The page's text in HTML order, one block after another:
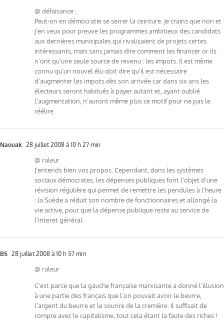
@ défaisance :
Peut-on en démocratie se serrer la ceinture. Je crains que non et
j’en veux pour preuve les programmes ambitieux des candidats
aux dernières municipales qui rivalisaient de projets certes
intéressants, mais sans jamais dire comment les financer or ils
n’ont qu’une seule source de revenu : les impots. Il est même
connu qu’un nouvel élu doit dire qu’il est nécessaire
d’augmenter les impots dès son arrivée car dans six ans les
électeurs seront habitués à payer autant et, ayant oublié
l’augmentation, n’auront même plus ce motif pour ne pas le
réélire.
Naouak 28 juillet 2008 à 10 h 27 min
@ raleur
J’entends bien vos propos. Cependant, dans les systèmes
sociaux démocrates, les dépenses publiques font l’objet d’une
révision régulière qui permet de remettre les pendules à l’heure
: la Suède a réduit son nombre de fonctionnaires et allongé la
vie active, pour que la dépense publique reste au service de
l’interet général.
BS 28 juillet 2008 à 10 h 57 min
@ raleur
C’est parce que la gauche française marxisante a donné l’illusion
à une partie des français que l’on pouvait avoir le beurre,
l’argent du beurre et le sourire de la cremière. Il suffisait de
rompre avec le capitalisme, tout cela étant la faute des riches !